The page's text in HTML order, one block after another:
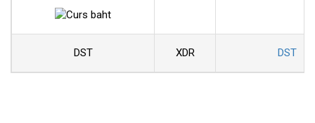
DST XDR DST